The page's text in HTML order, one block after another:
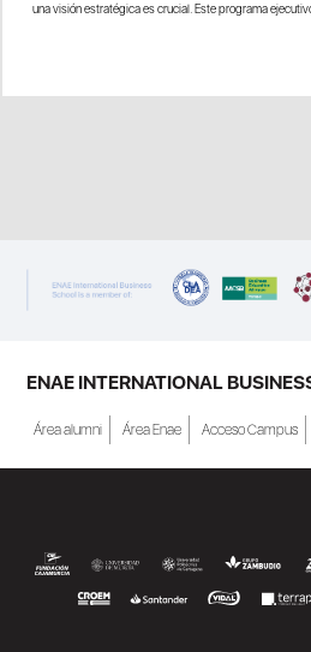
una visión estratégica es crucial. Este programa
ENAE INTERNATIONAL
Área alumni Área Enae Acceso Campus